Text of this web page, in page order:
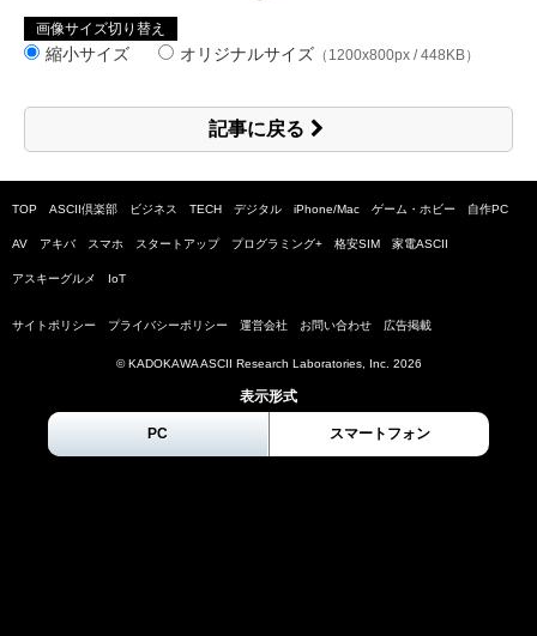
画像サイズ切り替え
縮小サイズ オリジナルサイズ （1200x800px / 448KB）
記事に戻る
TOP ASCII倶楽部 ビジネス TECH デジタル iPhone/Mac ゲーム・ホビー 自作PC
AV アキバ スマホ スタートアップ プログラミング+ 格安SIM 家電ASCII
アスキーグルメ IoT
サイトポリシー プライバシーポリシー 運営会社 お問い合わせ 広告掲載
© KADOKAWA ASCII Research Laboratories, Inc. 2026
表示形式
PC スマートフォン